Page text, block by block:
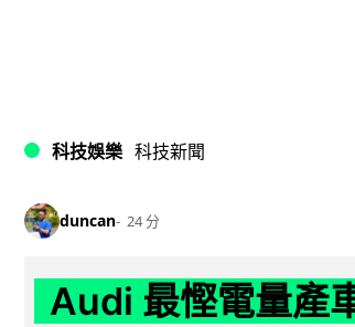
科技娛樂 科技新聞
duncan 24 分
Audi 最慳電量